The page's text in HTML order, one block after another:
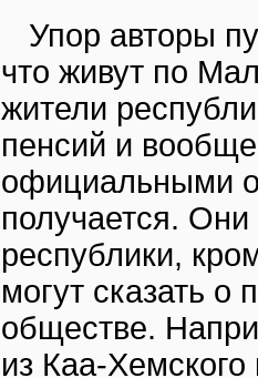
Упор авторы
что живут по
жители
пенсий и
официальными
получается.
республики,
могут сказать о
обществе.
из Каа-